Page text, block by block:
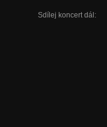
Sdílej koncert dál: